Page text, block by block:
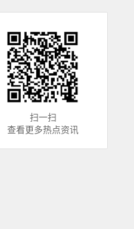
扫一扫
查看更多热点资讯